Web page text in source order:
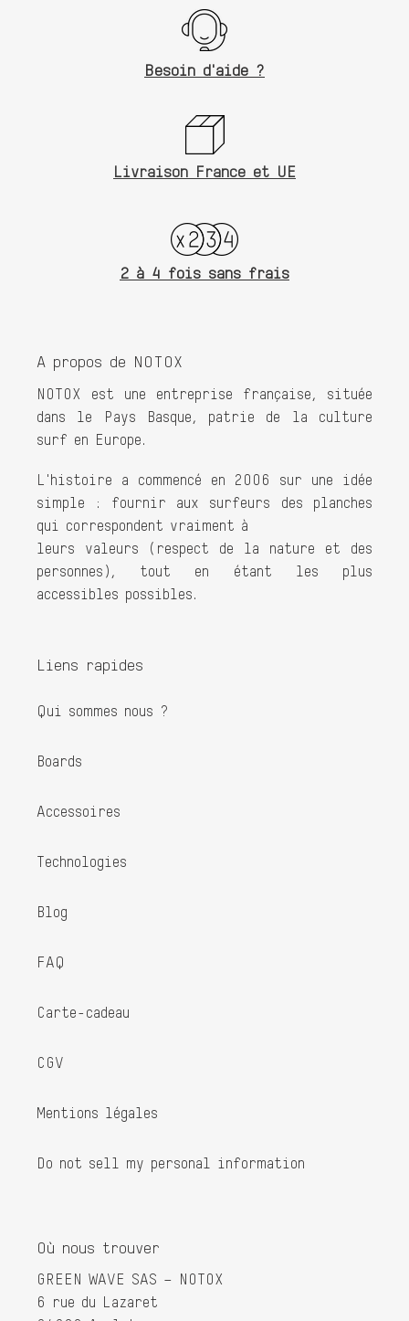
Besoin d'aide ?
Livraison France et UE
2 à 4 fois sans frais
A propos de NOTOX
NOTOX est une entreprise française, située
dans le Pays Basque, patrie de la culture
surf en Europe.
L'histoire a commencé en 2006 sur une idée
simple : fournir aux surfeurs des planches
qui correspondent vraiment à
leurs valeurs (respect de la nature et des
personnes), tout en étant les plus
accessibles possibles.
Liens rapides
Qui sommes nous ?
Boards
Accessoires
Technologies
Blog
FAQ
Carte-cadeau
CGV
Mentions légales
Do not sell my personal information
Où nous trouver
GREEN WAVE SAS – NOTOX
6 rue du Lazaret